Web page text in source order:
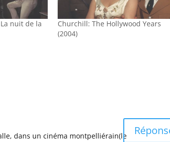
nuit de la
Churchill: The Hollywood Years
(2004)
dans un cinéma montpelliérain(le